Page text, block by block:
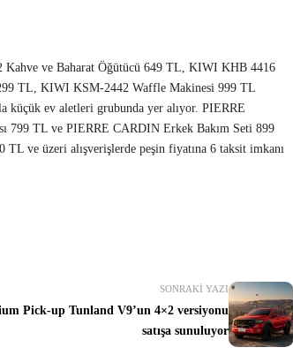
ve Baharat Öğütücü 649 TL, KIWI KHB 4416
TL, KIWI KSM-2442 Waffle Makinesi 999 TL
ev aletleri grubunda yer alıyor. PIERRE
799 TL ve PIERRE CARDIN Erkek Bakım Seti 899
ve üzeri alışverişlerde peşin fiyatına 6 taksit imkanı
SONRAKI YAZI
Pick-up Tunland V9’un 4×2 versiyonu
satışa sunuluyor